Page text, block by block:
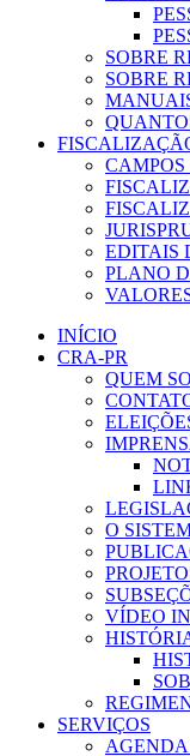
SOBRE
SOBRE
EDITAIS
PLANO
INÍCIO
CRA-PR
QUEM
O
VÍDEO
SERVIÇOS